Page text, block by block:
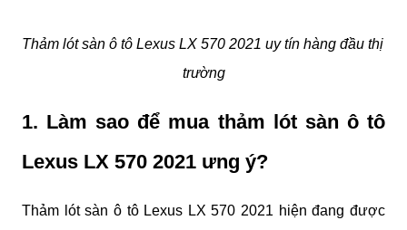
Thảm lót sàn ô tô Lexus LX 570 2021 uy tín hàng đầu thị
trường
1. Làm sao để mua thảm lót sàn ô tô
Lexus LX 570 2021 ưng ý?
Thảm lót sàn ô tô Lexus LX 570 2021 hiện đang được